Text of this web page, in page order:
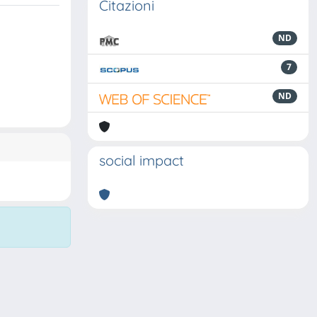
Citazioni
ND
7
ND
social impact